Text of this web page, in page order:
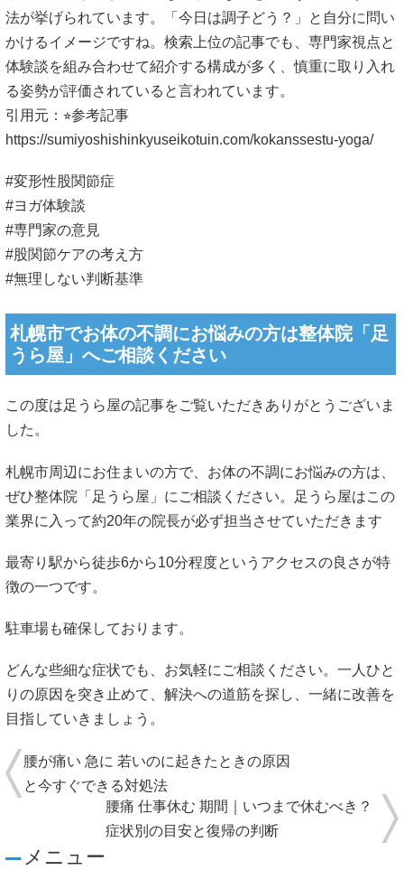
法が挙げられています。「今日は調子どう？」と自分に問い
かけるイメージですね。検索上位の記事でも、専門家視点と
体験談を組み合わせて紹介する構成が多く、慎重に取り入れ
る姿勢が評価されていると言われています。
引用元：⭐︎参考記事
https://sumiyoshishinkyuseikotuin.com/kokanssestu-yoga/
#変形性股関節症
#ヨガ体験談
#専門家の意見
#股関節ケアの考え方
#無理しない判断基準
札幌市でお体の不調にお悩みの方は整体院「足
うら屋」へご相談ください
この度は足うら屋の記事をご覧いただきありがとうございま
した。
札幌市周辺にお住まいの方で、お体の不調にお悩みの方は、
ぜひ整体院「足うら屋」にご相談ください。足うら屋はこの
業界に入って約20年の院長が必ず担当させていただきます
最寄り駅から徒歩6から10分程度というアクセスの良さが特
徴の一つです。
駐車場も確保しております。
どんな些細な症状でも、お気軽にご相談ください。一人ひと
りの原因を突き止めて、解決への道筋を探し、一緒に改善を
目指していきましょう。
腰が痛い 急に 若いのに起きたときの原因
と今すぐできる対処法
腰痛 仕事休む 期間｜いつまで休むべき？
症状別の目安と復帰の判断
メニュー